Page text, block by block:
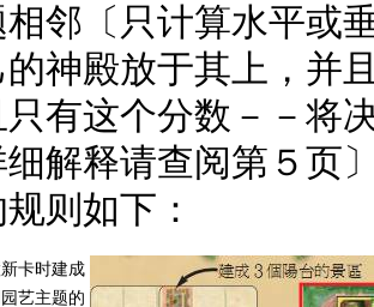
相邻〔只计算水平或
神殿放于其上，并
只有这个分数－－将
解释请查阅第５页
则如下：
卡时建成
艺主题的